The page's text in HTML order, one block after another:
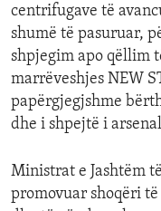
centrifugave të
shumë të pasuruar,
shpjegim apo qëllim
marrëveshjes NEW
papërgjegjshme
dhe i shpejtë i
Ministrat e Jashtëm
promovuar shoqëri